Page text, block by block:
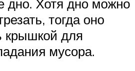
дно. Хотя дно можно
тогда оно
крышкой для
мусора.